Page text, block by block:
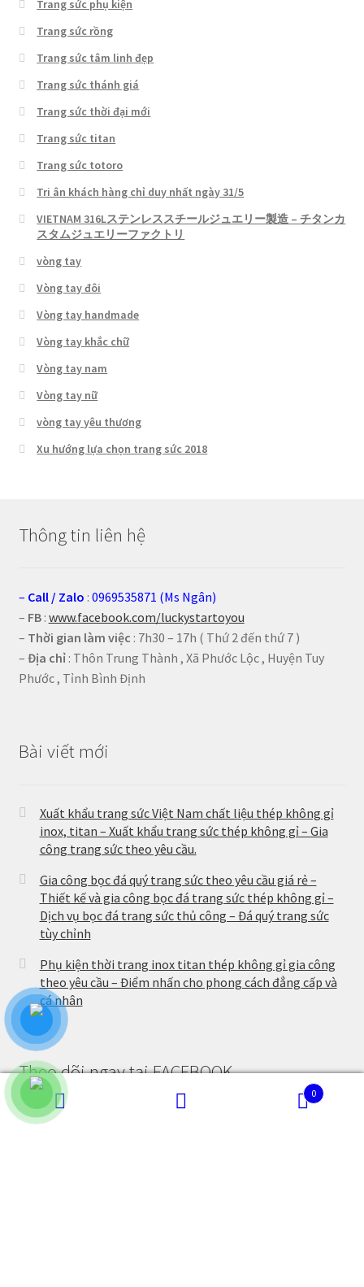
Trang sức phụ kiện
Trang sức rồng
Trang sức tâm linh đẹp
Trang sức thánh giá
Trang sức thời đại mới
Trang sức titan
Trang sức totoro
Tri ân khách hàng chỉ duy nhất ngày 31/5
VIETNAM 316Lステンレススチールジュエリー製造 – チタンカ
スタムジュエリーファクトリ
vòng tay
Vòng tay đôi
Vòng tay handmade
Vòng tay khắc chữ
Vòng tay nam
Vòng tay nữ
vòng tay yêu thương
Xu hướng lựa chọn trang sức 2018
Thông tin liên hệ
– Call / Zalo : 0969535871 (Ms Ngân)
– FB: www.facebook.com/luckystartoyou
– Thời gian làm việc : 7h30 – 17h ( Thứ 2 đến thứ 7 )
– Địa chỉ: Thôn Trung Thành , Xã Phước Lộc , Huyện Tuy
Phước , Tỉnh Bình Định
Bài viết mới
Xuất khẩu trang sức Việt Nam chất liệu thép không gỉ
inox, titan – Xuất khẩu trang sức thép không gỉ – Gia
công trang sức theo yêu cầu.
Gia công bọc đá quý trang sức theo yêu cầu giá rẻ –
Thiết kế và gia công bọc đá trang sức thép không gỉ –
Dịch vụ bọc đá trang sức thủ công – Đá quý trang sức
tùy chỉnh
Phụ kiện thời trang inox titan thép không gỉ gia công
theo yêu cầu – Điểm nhấn cho phong cách đẳng cấp và
cá nhân
Theo dõi ngay tại FACEBOOK
Tìm
kiếm:
Tìm
kiếm
0